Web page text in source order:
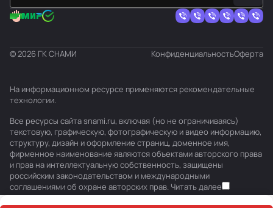
© 2026 ГК СНАМИ КонфиденциальностьОферта
На информационном ресурсе применяются рекомендательные
технологии.
Все ресурсы сайта snami.ru, включая (но не ограничиваясь)
текстовую, графическую, фотографическую и видео информацию,
структуру, дизайн и оформление страниц, доменное имя,
фирменное наименование являются объектами авторского права
и прав на интеллектуальную собственность, защищены
российским законодательством и международными
соглашениями об охране авторских прав. Читать далее